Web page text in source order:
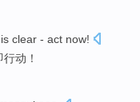
is clear - act now!
行动！